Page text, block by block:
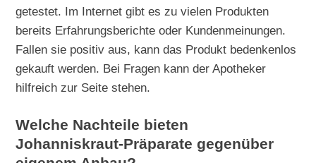
getestet. Im Internet gibt es zu vielen Produkten
bereits Erfahrungsberichte oder Kundenmeinungen.
Fallen sie positiv aus, kann das Produkt bedenkenlos
gekauft werden. Bei Fragen kann der Apotheker
hilfreich zur Seite stehen.
Welche Nachteile bieten
Johanniskraut-Präparate gegenüber